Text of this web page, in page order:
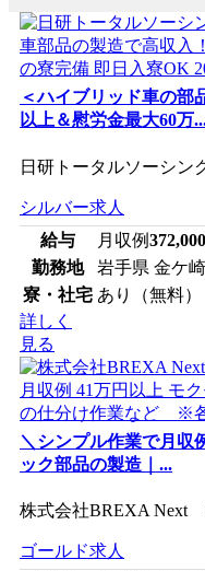
＜ハイブリッド車の部
以上＆慰労金最大60万
日研トータルソーシ
シルバー求人
給与
月収例372,000
勤務地
岩手県 金ケ
寮・社宅 あり（無料）
詳しく
見る
＼シンプル作業で月収
ック部品の製造｜...
株式会社BREXA Next
ゴールド求人